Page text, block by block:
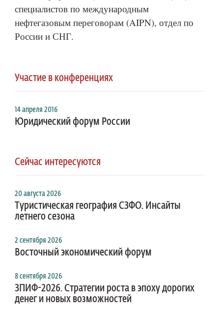
специалистов по международным
нефтегазовым переговорам (AIPN), отдел по
России и СНГ.
Участие в конференциях
14 апреля 2016
Юридический форум России
Сейчас интересуются
20 августа 2026
Туристическая география СЗФО. Инсайты
летнего сезона
2 сентября 2026
Восточный экономический форум
8 сентября 2026
ЗПИФ-2026. Стратегии роста в эпоху дорогих
денег и новых возможностей